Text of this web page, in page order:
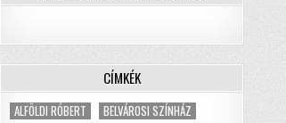
CÍMKÉK
ALFÖLDI RÓBERT
BELVÁROSI SZÍNHÁZ